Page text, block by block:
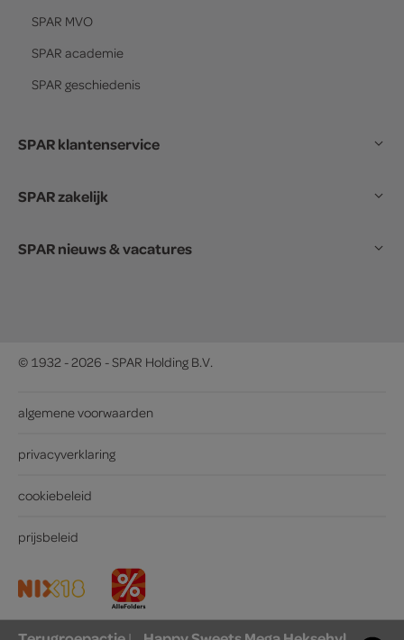
SPAR MVO
SPAR academie
SPAR geschiedenis
SPAR klantenservice
SPAR zakelijk
SPAR nieuws & vacatures
© 1932 - 2026 - SPAR Holding B.V.
algemene voorwaarden
privacyverklaring
cookiebeleid
prijsbeleid